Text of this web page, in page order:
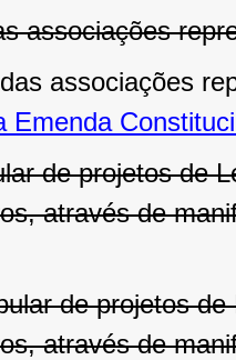
associações
associações
Emenda
de projetos de
através de
de projetos
através de